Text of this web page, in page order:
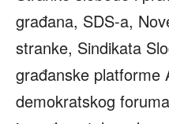
građana, SDS-a,
stranke, Sindikata
građanske platforme
demokratskog